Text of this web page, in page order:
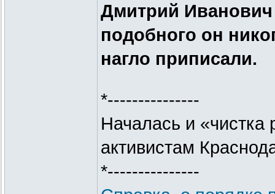
Дмитрий Иванович
подобного он
нагло приписали.
*---------------
Началась и «чистка
активистам
*---------------